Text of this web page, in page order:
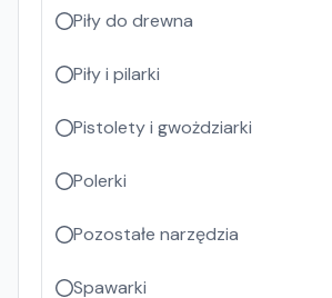
Piły do drewna
Piły i pilarki
Pistolety i gwożdziarki
Polerki
Pozostałe narzędzia
Spawarki